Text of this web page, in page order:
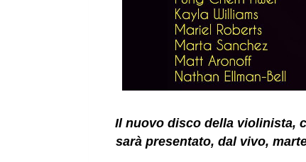
Il nuovo disco della violinista,
sarà presentato, dal vivo,